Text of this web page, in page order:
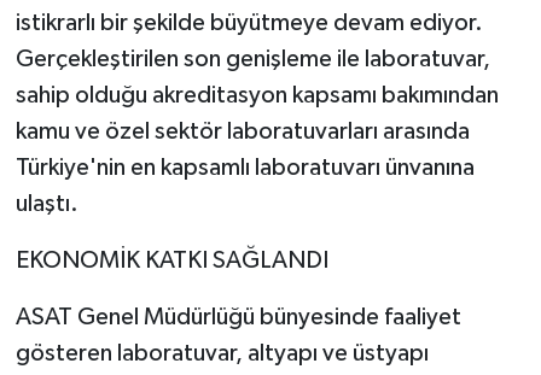
istikrarlı bir şekilde büyütmeye devam ediyor.
Gerçekleştirilen son genişleme ile laboratuvar,
sahip olduğu akreditasyon kapsamı bakımından
kamu ve özel sektör laboratuvarları arasında
Türkiye'nin en kapsamlı laboratuvarı ünvanına
ulaştı.
EKONOMİK KATKI SAĞLANDI
ASAT Genel Müdürlüğü bünyesinde faaliyet
gösteren laboratuvar, altyapı ve üstyapı